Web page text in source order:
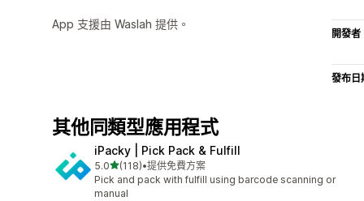
App 支援由 Waslah 提供。
開發者
發布日
其他同類型應用程式
iPacky | Pick Pack & Fulfill
5.0滿分 5 顆星
(118)
共有 118 則評價
•提供免費方案
Pick and pack with fulfill using barcode scanning or
manual